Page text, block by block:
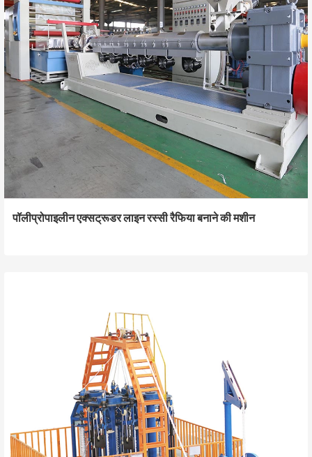
पॉलीप्रोपाइलीन एक्सट्रूडर लाइन रस्सी रैफिया बनाने की मशीन